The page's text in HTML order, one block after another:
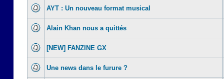
AYT : Un nouveau format musical
Alain Khan nous a quittés
[NEW] FANZINE GX
Une news dans le furure ?